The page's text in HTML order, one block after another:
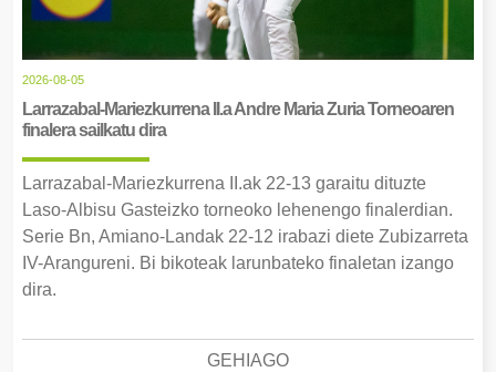
2026-08-05
Larrazabal-Mariezkurrena II.a Andre Maria Zuria Torneoaren
finalera sailkatu dira
Larrazabal-Mariezkurrena II.ak 22-13 garaitu dituzte
Laso-Albisu Gasteizko torneoko lehenengo finalerdian.
Serie Bn, Amiano-Landak 22-12 irabazi diete Zubizarreta
IV-Arangureni. Bi bikoteak larunbateko finaletan izango
dira.
GEHIAGO